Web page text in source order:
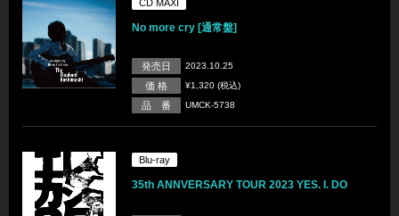
CD MAXI
No more cry [通常盤]
発売日 2023.10.25
価 格 ¥1,320 (税込)
品 番 UMCK-5738
Blu-ray
35th ANNVERSARY TOUR 2023 YES. I. DO